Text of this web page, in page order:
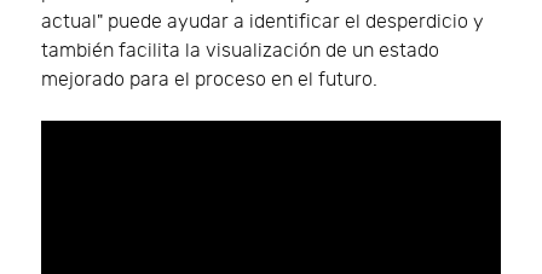
actual" puede ayudar a identificar el desperdicio y
también facilita la visualización de un estado
mejorado para el proceso en el futuro.